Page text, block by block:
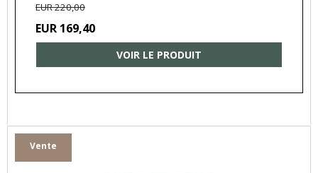
EUR 220,00
EUR 169,40
VOIR LE PRODUIT
Vente